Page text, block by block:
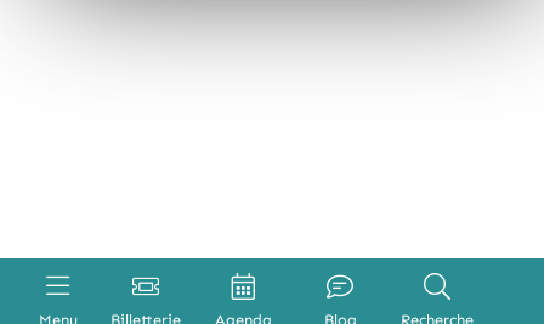
Menu Billetterie Agenda Blog Recherche